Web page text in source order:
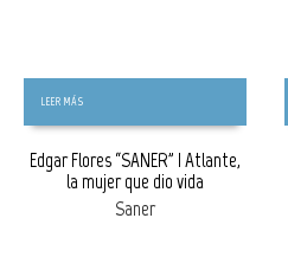
LEER MÁS
Edgar Flores “SANER” | Atlante,
la mujer que dio vida
Saner